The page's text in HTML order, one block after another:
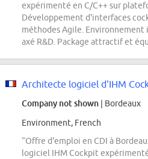
expérimenté en C/C++ sur
Développement d'interfaces
méthodes Agile.
axé R&D. Package attractif et
Architecte logiciel d'IHM
Company not shown | Bordeaux
Environment, French
“Offre d'emploi en CDI à
logiciel IHM Cockpit expérimenté